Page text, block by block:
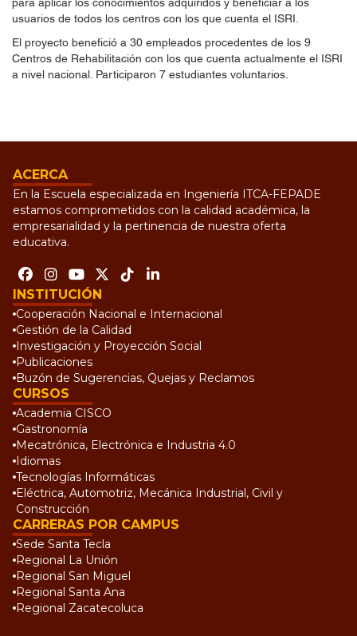
usuarios de todos los centros con los que cuenta el ISRI.
El proyecto benefició a 30 empleados procedentes de los 9
Centros de Rehabilitación con los que cuenta actualmente el ISRI
a nivel nacional. Participaron 7 estudiantes voluntarios.
ACERCA
En la Escuela especializada en Ingeniería ITCA-FEPADE
estamos comprometidos con la calidad académica, la
empresarialidad y la pertinencia de nuestra oferta
educativa.
INSTITUCIÓN
Cooperación Nacional e Internacional
Gestión de la Calidad
Investigación y Proyección Social
Publicaciones
Buzón de Sugerencias, Quejas y Reclamos
CURSOS
Academia CISCO
Gastronomía
Mecatrónica, Electrónica e Industria 4.0
Idiomas
Tecnologías Informáticas
Eléctrica, Automotriz, Mecánica Industrial, Civil y
Construcción
CARRERAS POR CAMPUS
Sede Santa Tecla
Regional La Unión
Regional San Miguel
Regional Santa Ana
Regional Zacatecoluca